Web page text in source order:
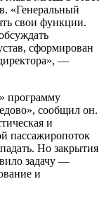
«Генеральный
свои функции.
сформирован
—
программу
сообщил он.
и
пассажиропоток
Но закрытия
задачу —
и